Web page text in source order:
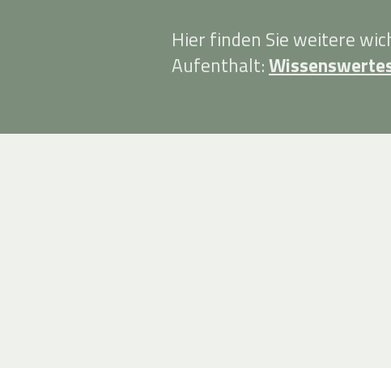
Hier finden Sie weitere
Aufenthalt: